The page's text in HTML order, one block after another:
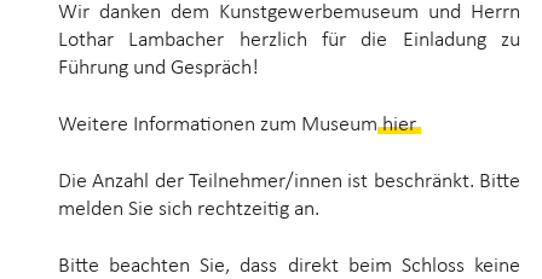
Wir danken dem Kunstgewerbemuseum und Herrn
Lothar Lambacher herzlich für die Einladung zu
Führung und Gespräch!
Weitere Informationen zum Museumhier.
Die Anzahl der Teilnehmer/innen ist beschränkt. Bitte
melden Sie sich rechtzeitig an.
Bitte beachten Sie, dass direkt beim Schloss keine